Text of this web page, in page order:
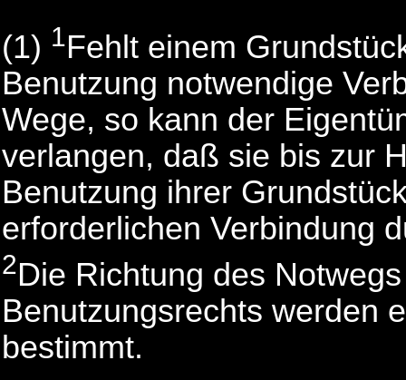
(1) 1Fehlt einem
Benutzung notwendige
Wege, so kann der
verlangen, daß sie bis zur
Benutzung ihrer
erforderlichen Verbindung
2Die Richtung des
Benutzungsrechts werden
bestimmt.